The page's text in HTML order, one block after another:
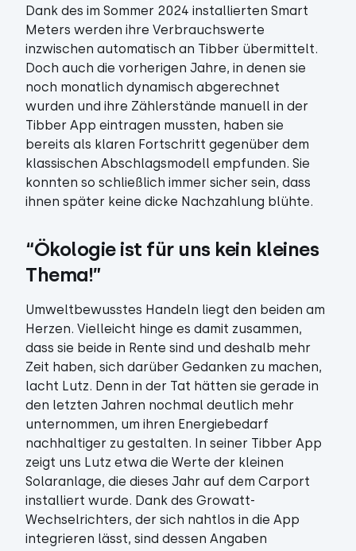
Dank des im Sommer 2024 installierten Smart
Meters werden ihre Verbrauchswerte
inzwischen automatisch an Tibber übermittelt.
Doch auch die vorherigen Jahre, in denen sie
noch monatlich dynamisch abgerechnet
wurden und ihre Zählerstände manuell in der
Tibber App eintragen mussten, haben sie
bereits als klaren Fortschritt gegenüber dem
klassischen Abschlagsmodell empfunden. Sie
konnten so schließlich immer sicher sein, dass
ihnen später keine dicke Nachzahlung blühte.
“Ökologie ist für uns kein kleines
Thema!”
Umweltbewusstes Handeln liegt den beiden am
Herzen. Vielleicht hinge es damit zusammen,
dass sie beide in Rente sind und deshalb mehr
Zeit haben, sich darüber Gedanken zu machen,
lacht Lutz. Denn in der Tat hätten sie gerade in
den letzten Jahren nochmal deutlich mehr
unternommen, um ihren Energiebedarf
nachhaltiger zu gestalten. In seiner Tibber App
zeigt uns Lutz etwa die Werte der kleinen
Solaranlage, die dieses Jahr auf dem Carport
installiert wurde. Dank des Growatt-
Wechselrichters, der sich nahtlos in die App
integrieren lässt, sind dessen Angaben